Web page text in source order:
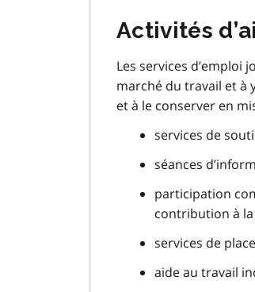
Activités
Les services
marché du travail et à
et à le conserver en
services de
séances
participation
contribution à
services de
aide au travail